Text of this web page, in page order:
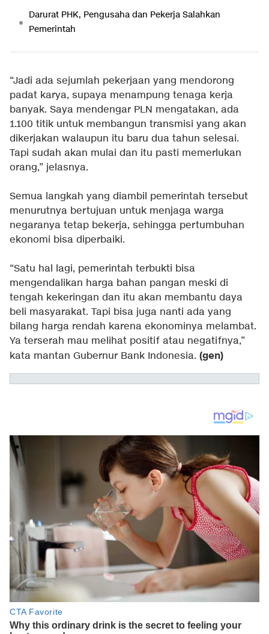
Darurat PHK, Pengusaha dan Pekerja Salahkan
Pemerintah
“Jadi ada sejumlah pekerjaan yang mendorong
padat karya, supaya menampung tenaga kerja
banyak. Saya mendengar PLN mengatakan, ada
1.100 titik untuk membangun transmisi yang akan
dikerjakan walaupun itu baru dua tahun selesai.
Tapi sudah akan mulai dan itu pasti memerlukan
orang,” jelasnya.
Semua langkah yang diambil pemerintah tersebut
menurutnya bertujuan untuk menjaga warga
negaranya tetap bekerja, sehingga pertumbuhan
ekonomi bisa diperbaiki.
“Satu hal lagi, pemerintah terbukti bisa
mengendalikan harga bahan pangan meski di
tengah kekeringan dan itu akan membantu daya
beli masyarakat. Tapi bisa juga nanti ada yang
bilang harga rendah karena ekonominya melambat.
Ya terserah mau melihat positif atau negatifnya,”
kata mantan Gubernur Bank Indonesia. (gen)